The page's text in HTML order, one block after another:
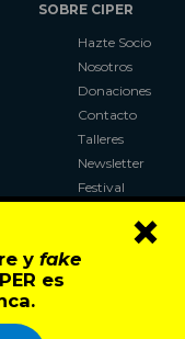
y fake
es
×
SOBRE CIPER
Hazte Socio
Nosotros
Donaciones
Contacto
Talleres
Newsletter
Festival